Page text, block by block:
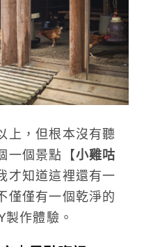
上，但根本沒有聽
一個景點【小雞咕
才知道這裡還有一
僅僅有一個乾淨的
作體驗。